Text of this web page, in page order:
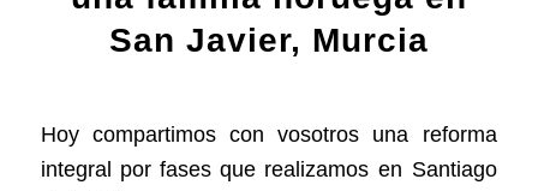
San Javier, Murcia
Hoy compartimos con vosotros una
reforma
integral por fases que realizamos en Santiago